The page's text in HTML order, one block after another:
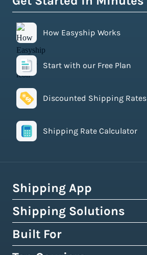
How Easyship Works
Start with our Free Plan
Discounted Shipping Rates
Shipping Rate Calculator
Shipping App
How Easyship Works
Multi-Carrier Shipping Software
Smart Shipping Dashboard
Shipping Solutions
Global Fulfillment Network
Built For